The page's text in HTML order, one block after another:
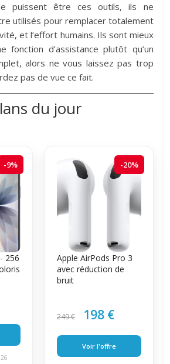
puissent être ces outils, ils ne
utilisés pour remplacer totalement
et l’effort humains. Ils sont mieux
fonction d’assistance plutôt qu’un
alors ne vous laissez pas trop
pas de vue ce fait.
du jour
-9%
256
-20%
Apple AirPods Pro 3
avec réduction de
bruit
249 € 198 €
Voir l'offre